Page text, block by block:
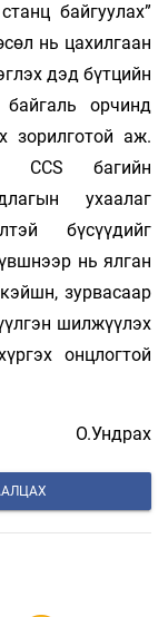
байгуулах”
нь цахилгаан
дэд бүтцийн
орчинд
зорилготой аж.
CCS багийн
ухаалаг
бүсүүдийг
нь ялган
зурвасаар
шилжүүлэх
онцлогтой
О.Ундрах